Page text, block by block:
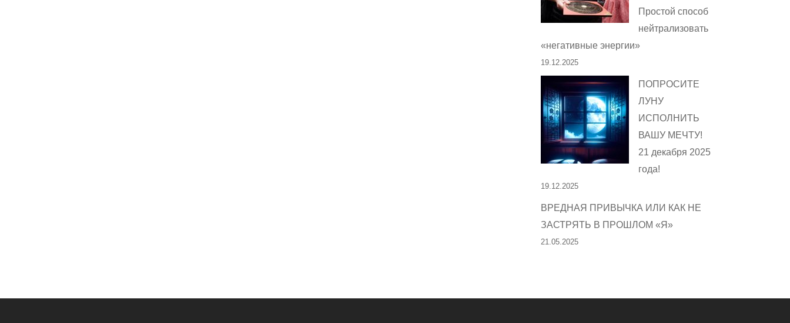
Простой способ
нейтрализовать
«негативные энергии»
19.12.2025
ПОПРОСИТЕ
ЛУНУ
ИСПОЛНИТЬ
ВАШУ МЕЧТУ!
21 декабря 2025
года!
19.12.2025
ВРЕДНАЯ ПРИВЫЧКА ИЛИ КАК НЕ
ЗАСТРЯТЬ В ПРОШЛОМ «Я»
21.05.2025